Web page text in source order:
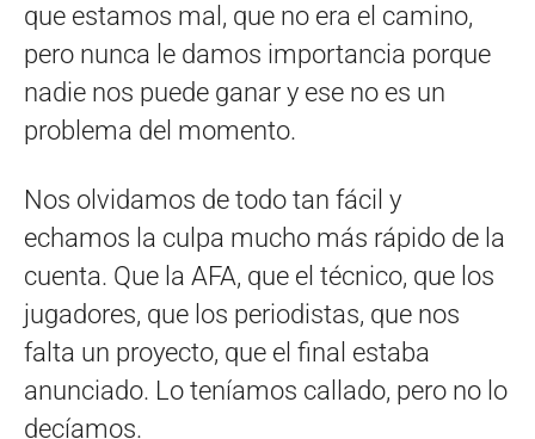
que estamos mal, que no era el camino,
pero nunca le damos importancia porque
nadie nos puede ganar y ese no es un
problema del momento.
Nos olvidamos de todo tan fácil y
echamos la culpa mucho más rápido de la
cuenta. Que la AFA, que el técnico, que los
jugadores, que los periodistas, que nos
falta un proyecto, que el final estaba
anunciado. Lo teníamos callado, pero no lo
decíamos.